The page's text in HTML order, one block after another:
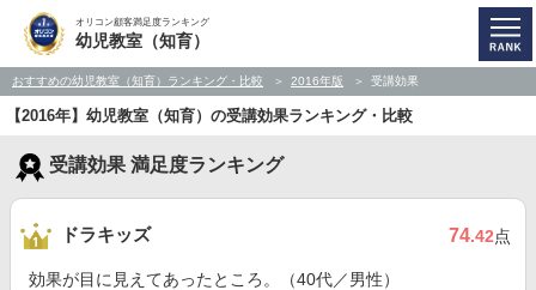
オリコン顧客満足度ランキング
幼児教室（知育）
おすすめの幼児教室（知育）ランキング・比較 2016年版 受講効果
【2016年】幼児教室（知育）の受講効果ランキング・比較
受講効果 満足度ランキング
ドラキッズ 74.42点
効果が目に見えてあったところ。（40代／男性）